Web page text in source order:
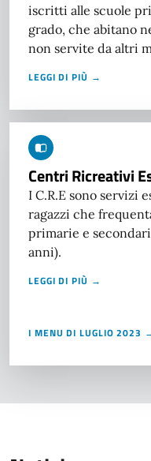
iscritti alle scuole
grado, che abitano
non servite da altri
LEGGI DI PIÙ →
Centri Ricreativi
I C.R.E sono servizi
ragazzi che
primarie e
anni).
LEGGI DI PIÙ →
I MENU DI LUGLIO 2023